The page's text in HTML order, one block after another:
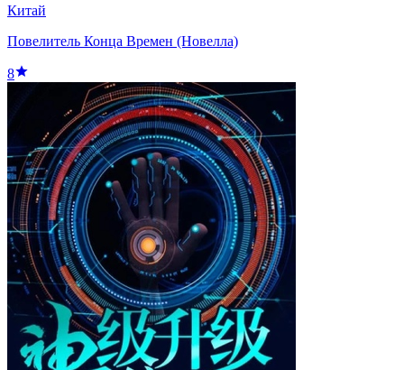
Китай
Повелитель Конца Времен (Новелла)
8